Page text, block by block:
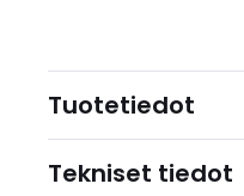
Tuotetiedot
Tekniset tiedot